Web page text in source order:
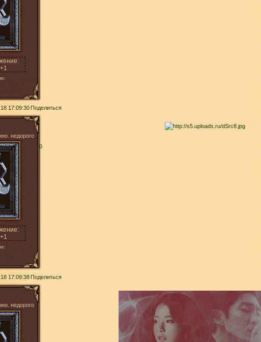
+1
Поделиться
17:09:30
недорого
+1
0
Поделиться
17:09:38
недорого